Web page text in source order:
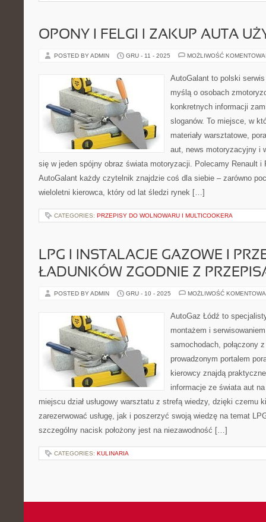
OPONY I FELGI I ZAKUP AUTA
POSTED BY ADMIN GRU - 11 - 2025 MOŻLIWOŚĆ
AutoGalant to polski
myślą o osobach
konkretnych informacji
sloganów. To miejsce, w
materiały warsztatowe,
aut, news motoryzacyjny i
się w jeden spójny obraz świata motoryzacji. Polecamy Renault i
AutoGalant każdy czytelnik znajdzie coś dla siebie – zarówno
wieloletni kierowca, który od lat śledzi rynek […]
CATEGORIES: PRZEPISY DO WOLNOWARU I MULTICOOKERA
LPG I INSTALACJE GAZOWE I
ŁADUNKÓW ZGODNIE Z
POSTED BY ADMIN GRU - 10 - 2025 MOŻLIWOŚĆ
AutoGaz Łódź to
montażem i
samochodach, połączony
prowadzonym portalem
kierowcy znajdą
informacje ze świata aut
miejscu dział usługowy warsztatu z strefą wiedzy, dzięki czemu
zarezerwować usługę, jak i poszerzyć swoją wiedzę na temat
szczególny nacisk położony jest na niezawodność […]
CATEGORIES: KULINARIA